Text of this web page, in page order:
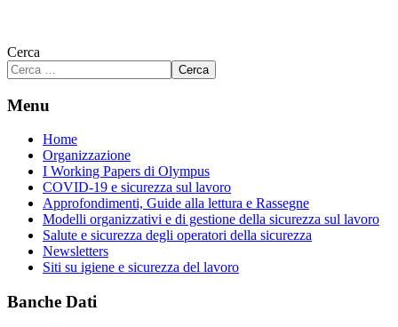
Cerca
Cerca
Menu
Home
Organizzazione
I Working Papers di Olympus
COVID-19 e sicurezza sul lavoro
Approfondimenti, Guide alla lettura e Rassegne
Modelli organizzativi e di gestione della sicurezza sul lavoro
Salute e sicurezza degli operatori della sicurezza
Newsletters
Siti su igiene e sicurezza del lavoro
Banche Dati